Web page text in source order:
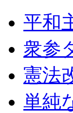
平和
衆参
憲法
単純